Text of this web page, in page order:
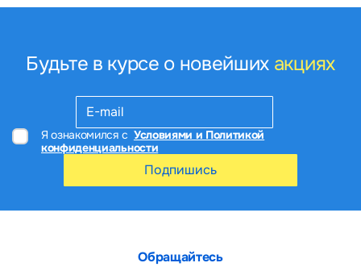
Будьте в курсе о новейших акциях
Я ознакомился с Условиями и Политикой
конфиденциальности
Подпишись
Обращайтесь